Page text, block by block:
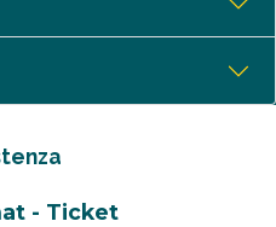
- Ticket